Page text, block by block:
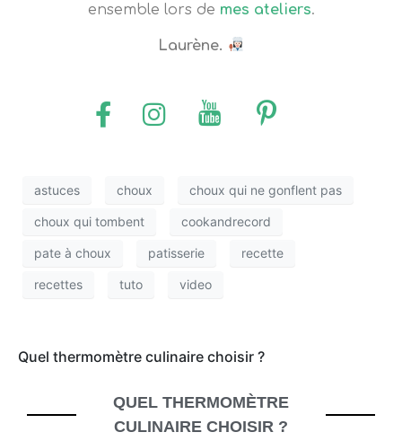
ensemble lors de mes ateliers.
Laurène.
astuces choux choux qui ne gonflent pas
choux qui tombent cookandrecord
pate à choux patisserie recette
recettes tuto video
Quel thermomètre culinaire choisir ?
QUEL THERMOMÈTRE
CULINAIRE CHOISIR ?